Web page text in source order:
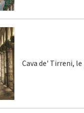
Cava de' Tirreni,